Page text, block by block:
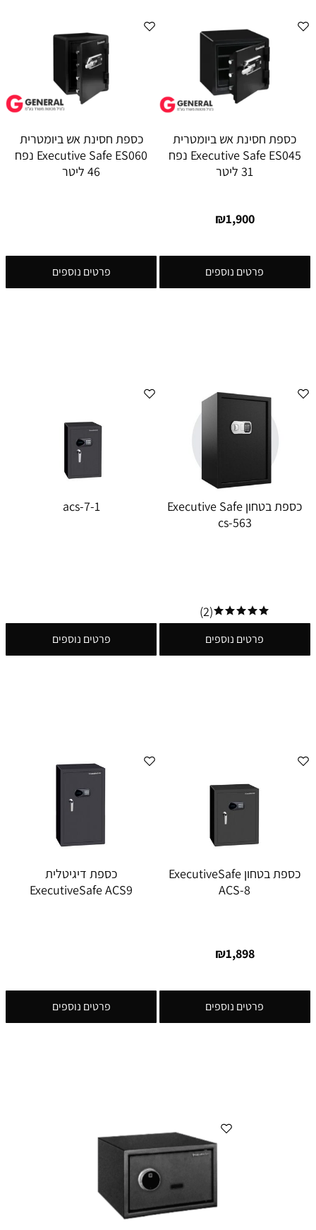
כספת חסינת אש ביומטרית
Executive Safe ES045 נפח
31 ליטר
₪1,900
פרטים נוספים
כספת חסינת אש ביומטרית
Executive Safe ES060 נפח
46 ליטר
פרטים נוספים
כספת בטחון Executive Safe
cs-563
(2)
פרטים נוספים
acs-7-1
פרטים נוספים
כספת בטחון ExecutiveSafe
ACS-8
₪1,898
פרטים נוספים
כספת ‏דיגיטלית
ExecutiveSafe ACS9
פרטים נוספים